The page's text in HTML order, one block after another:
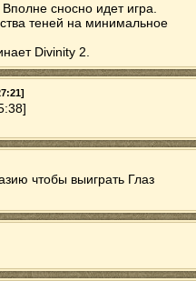
сносно идет игра.
теней на минимальное
Divinity 2.
чтобы выиграть Глаз